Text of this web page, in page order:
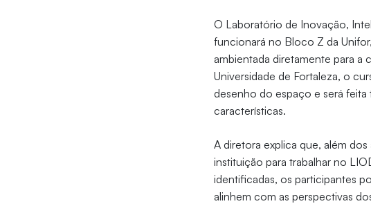
O Laboratório de Inovação,
funcionará no Bloco Z da
ambientada diretamente para a
Universidade de Fortaleza, o
desenho do espaço e será
características.
A diretora explica que, além
instituição para trabalhar no
identificadas, os participantes
alinhem com as perspectivas